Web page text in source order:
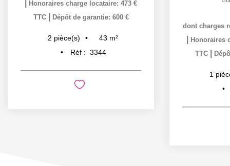
Honoraires charge locataire: 473 €
TTC
Dépôt de garantie: 600 €
2 pièce(s) 43 m²
Réf : 3344
dont charges
Honoraires
TTC
1